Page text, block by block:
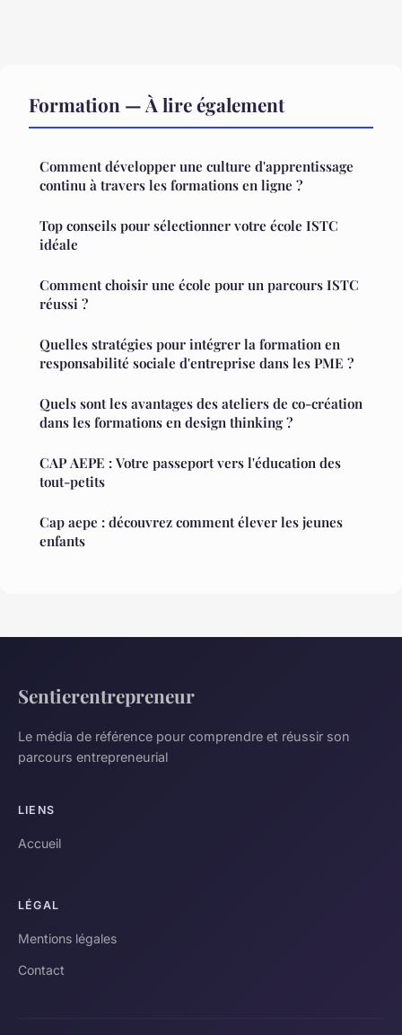
Formation — À lire également
Comment développer une culture d'apprentissage
continu à travers les formations en ligne ?
Top conseils pour sélectionner votre école ISTC
idéale
Comment choisir une école pour un parcours ISTC
réussi ?
Quelles stratégies pour intégrer la formation en
responsabilité sociale d'entreprise dans les PME ?
Quels sont les avantages des ateliers de co-création
dans les formations en design thinking ?
CAP AEPE : Votre passeport vers l'éducation des
tout-petits
Cap aepe : découvrez comment élever les jeunes
enfants
Sentierentrepreneur
Le média de référence pour comprendre et réussir son
parcours entrepreneurial
LIENS
Accueil
LÉGAL
Mentions légales
Contact